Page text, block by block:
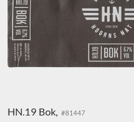
HN.19 Bok, #81447